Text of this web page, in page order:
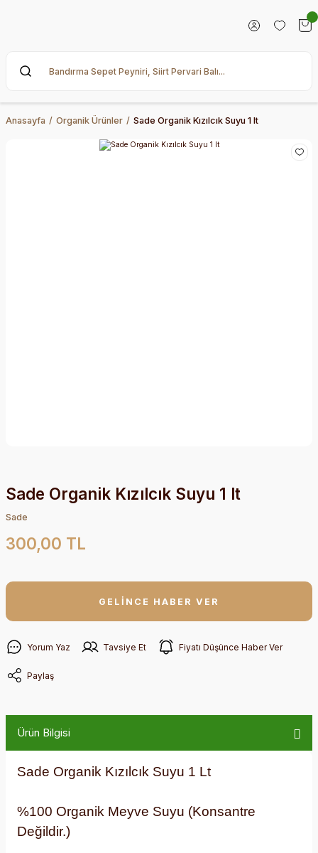
Anasayfa Organik Ürünler Sade Organik Kızılcık Suyu 1 lt
Sade Organik Kızılcık Suyu 1 lt
Sade
300,00 TL
GELİNCE HABER VER
Yorum Yaz Tavsiye Et Fiyatı Düşünce Haber Ver
Paylaş
Ürün Bilgisi
Sade Organik Kızılcık Suyu 1 Lt
%100 Organik Meyve Suyu (Konsantre
Değildir.)